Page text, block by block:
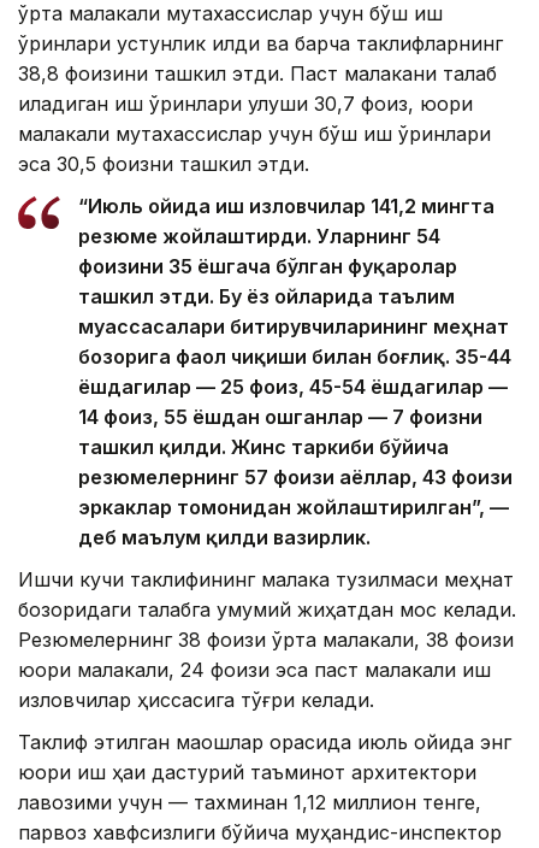
ўрта малакали мутахассислар учун бўш иш
ўринлари устунлик қилди ва барча таклифларнинг
38,8 фоизини ташкил этди. Паст малакани талаб
қиладиган иш ўринлари улуши 30,7 фоиз, юқори
малакали мутахассислар учун бўш иш ўринлари
эса 30,5 фоизни ташкил этди.
“Июль ойида иш изловчилар 141,2 мингта
резюме жойлаштирди. Уларнинг 54
фоизини 35 ёшгача бўлган фуқаролар
ташкил этди. Бу ёз ойларида таълим
муассасалари битирувчиларининг меҳнат
бозорига фаол чиқиши билан боғлиқ. 35-44
ёшдагилар — 25 фоиз, 45-54 ёшдагилар —
14 фоиз, 55 ёшдан ошганлар — 7 фоизни
ташкил қилди. Жинс таркиби бўйича
резюмелернинг 57 фоизи аёллар, 43 фоизи
эркаклар томонидан жойлаштирилган”, —
деб маълум қилди вазирлик.
Ишчи кучи таклифининг малака тузилмаси меҳнат
бозоридаги талабга умумий жиҳатдан мос келади.
Резюмелернинг 38 фоизи ўрта малакали, 38 фоизи
юқори малакали, 24 фоизи эса паст малакали иш
изловчилар ҳиссасига тўғри келади.
Таклиф этилган маошлар орасида июль ойида энг
юқори иш ҳақи дастурий таъминот архитектори
лавозими учун — тахминан 1,12 миллион тенге,
парвоз хавфсизлиги бўйича муҳандис-инспектор